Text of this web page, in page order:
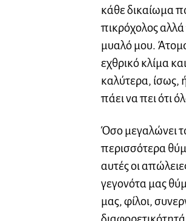
κάθε δικαίωμα
πικρόχολος
μυαλό μου.
εχθρικό κλίμα
καλύτερα, ίσως,
πάει να πει ότι
Όσο μεγαλώνει
περισσότερα
αυτές οι
γεγονότα μας
μας, φίλοι,